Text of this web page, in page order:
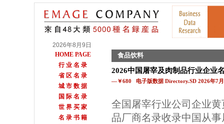
2026年8月9日
HOME PAGE
行 业 名 录
省 区 名 录
城 市 数 据
国 际 名 录
世 界 买 家
名 录 书 籍
食品饮料
2026中国屠宰及肉制品行业企业
—￥680 电子版数据 Directory.SD 2026年7
全国屠宰行业公司企业
品厂商名录收录中国从